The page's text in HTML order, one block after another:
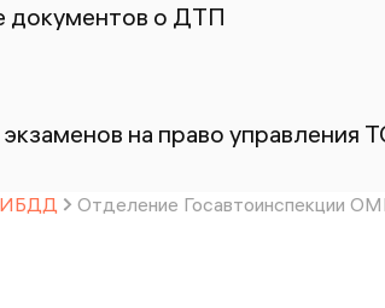
документов о ДТП
на право управления
Отделение Госавтоинспекции